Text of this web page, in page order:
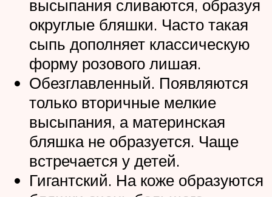
высыпания сливаются, образуя
округлые бляшки. Часто такая
сыпь дополняет классическую
форму розового лишая.
Обезглавленный. Появляются
только вторичные мелкие
высыпания, а материнская
бляшка не образуется. Чаще
встречается у детей.
Гигантский. На коже образуются